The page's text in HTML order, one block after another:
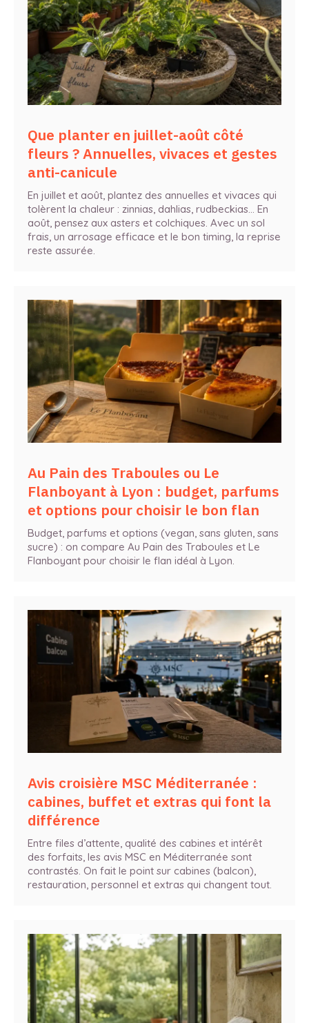
Que planter en juillet-août côté
fleurs ? Annuelles, vivaces et gestes
anti-canicule
En juillet et août, plantez des annuelles et vivaces qui
tolèrent la chaleur : zinnias, dahlias, rudbeckias… En
août, pensez aux asters et colchiques. Avec un sol
frais, un arrosage efficace et le bon timing, la reprise
reste assurée.
Au Pain des Traboules ou Le
Flanboyant à Lyon : budget, parfums
et options pour choisir le bon flan
Budget, parfums et options (vegan, sans gluten, sans
sucre) : on compare Au Pain des Traboules et Le
Flanboyant pour choisir le flan idéal à Lyon.
Avis croisière MSC Méditerranée :
cabines, buffet et extras qui font la
différence
Entre files d’attente, qualité des cabines et intérêt
des forfaits, les avis MSC en Méditerranée sont
contrastés. On fait le point sur cabines (balcon),
restauration, personnel et extras qui changent tout.